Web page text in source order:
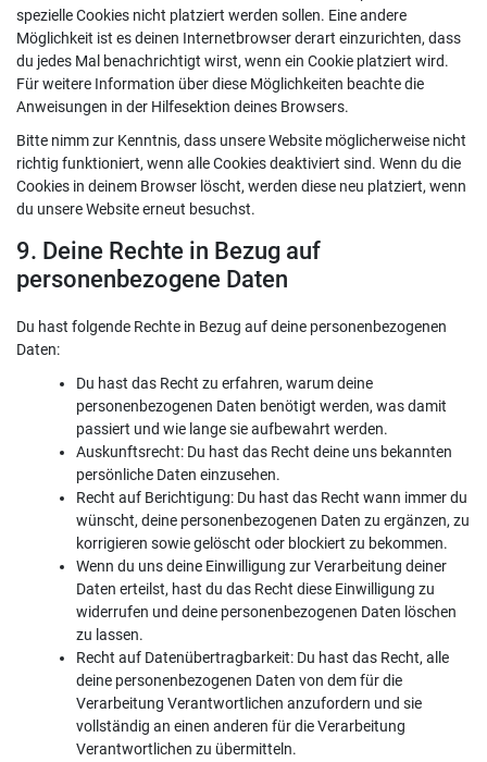
spezielle Cookies nicht platziert werden sollen. Eine andere
Möglichkeit ist es deinen Internetbrowser derart einzurichten, dass
du jedes Mal benachrichtigt wirst, wenn ein Cookie platziert wird.
Für weitere Information über diese Möglichkeiten beachte die
Anweisungen in der Hilfesektion deines Browsers.
Bitte nimm zur Kenntnis, dass unsere Website möglicherweise nicht
richtig funktioniert, wenn alle Cookies deaktiviert sind. Wenn du die
Cookies in deinem Browser löscht, werden diese neu platziert, wenn
du unsere Website erneut besuchst.
9. Deine Rechte in Bezug auf
personenbezogene Daten
Du hast folgende Rechte in Bezug auf deine personenbezogenen
Daten:
Du hast das Recht zu erfahren, warum deine
personenbezogenen Daten benötigt werden, was damit
passiert und wie lange sie aufbewahrt werden.
Auskunftsrecht: Du hast das Recht deine uns bekannten
persönliche Daten einzusehen.
Recht auf Berichtigung: Du hast das Recht wann immer du
wünscht, deine personenbezogenen Daten zu ergänzen, zu
korrigieren sowie gelöscht oder blockiert zu bekommen.
Wenn du uns deine Einwilligung zur Verarbeitung deiner
Daten erteilst, hast du das Recht diese Einwilligung zu
widerrufen und deine personenbezogenen Daten löschen
zu lassen.
Recht auf Datenübertragbarkeit: Du hast das Recht, alle
deine personenbezogenen Daten von dem für die
Verarbeitung Verantwortlichen anzufordern und sie
vollständig an einen anderen für die Verarbeitung
Verantwortlichen zu übermitteln.